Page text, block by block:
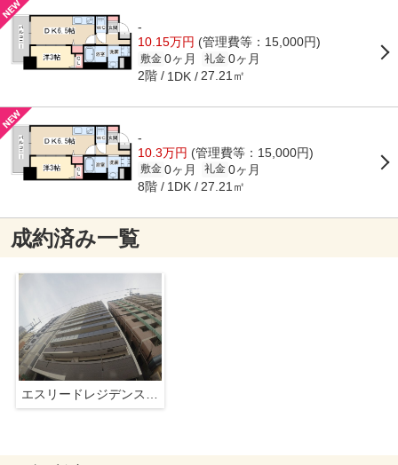
-
10.15万円 (管理費等：15,000円)
敷金 0ヶ月 礼金 0ヶ月
2階 1DK 27.21㎡
-
10.3万円 (管理費等：15,000円)
敷金 0ヶ月 礼金 0ヶ月
8階 1DK 27.21㎡
成約済み一覧